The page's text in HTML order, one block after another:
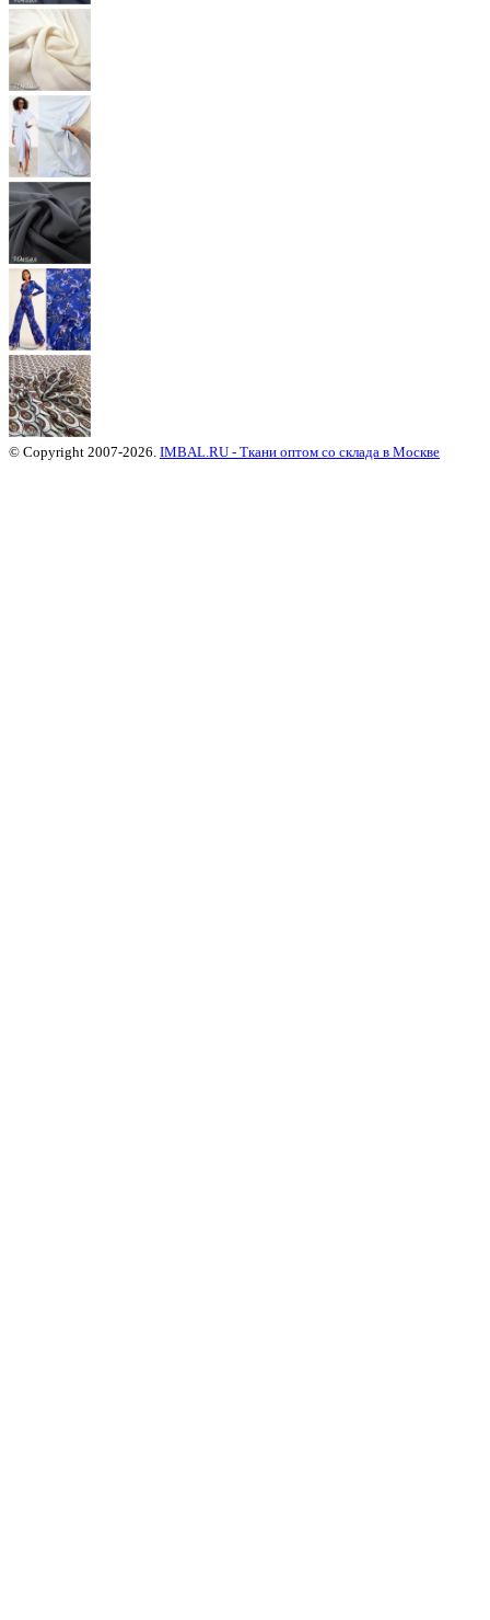
© Copyright 2007-2026. IMBAL.RU - Ткани оптом со склада в Москве